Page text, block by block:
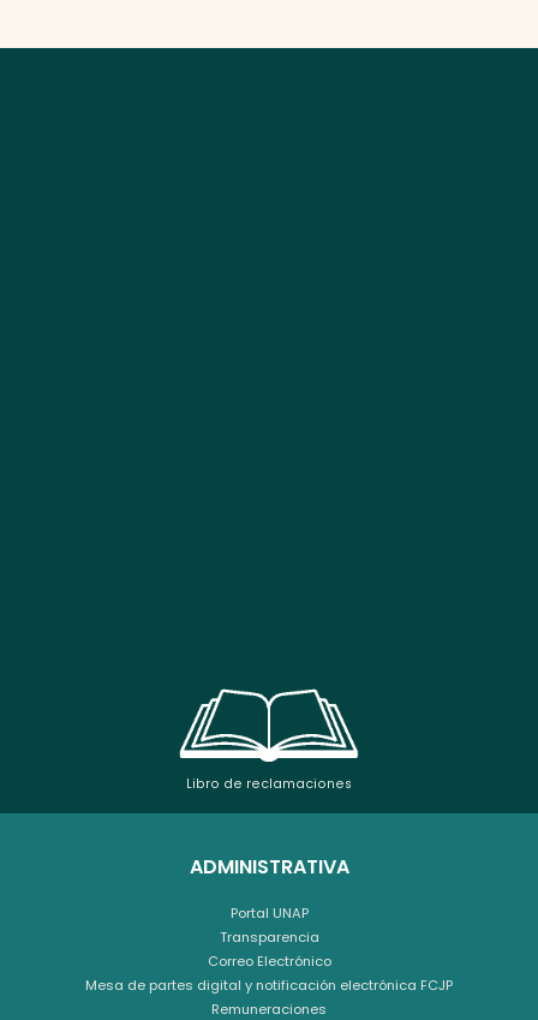
Libro de reclamaciones
ADMINISTRATIVA
Portal UNAP
Transparencia
Correo Electrónico
Mesa de partes digital y notificación electrónica FCJP
Remuneraciones